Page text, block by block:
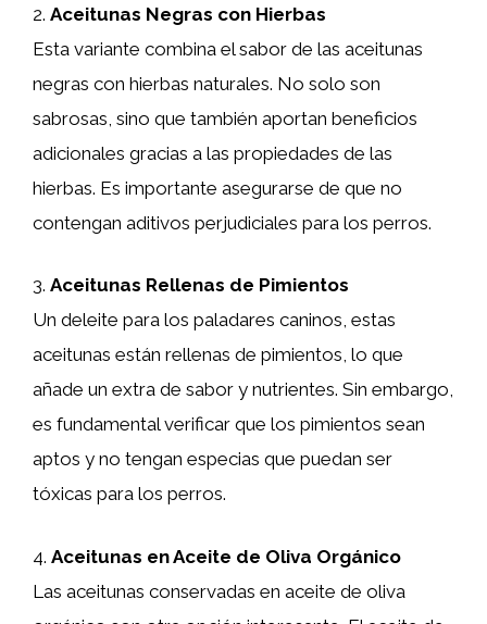
2. Aceitunas Negras con Hierbas
Esta variante combina el sabor de las aceitunas
negras con hierbas naturales. No solo son
sabrosas, sino que también aportan beneficios
adicionales gracias a las propiedades de las
hierbas. Es importante asegurarse de que no
contengan aditivos perjudiciales para los perros.
3. Aceitunas Rellenas de Pimientos
Un deleite para los paladares caninos, estas
aceitunas están rellenas de pimientos, lo que
añade un extra de sabor y nutrientes. Sin embargo,
es fundamental verificar que los pimientos sean
aptos y no tengan especias que puedan ser
tóxicas para los perros.
4. Aceitunas en Aceite de Oliva Orgánico
Las aceitunas conservadas en aceite de oliva